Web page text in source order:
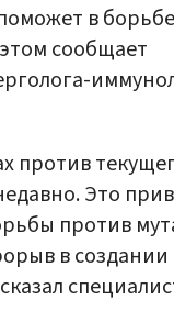
в
сообщает
против
Это
против
в создании